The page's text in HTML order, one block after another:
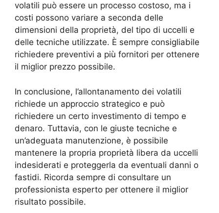
volatili può essere un processo costoso, ma i
costi possono variare a seconda delle
dimensioni della proprietà, del tipo di uccelli e
delle tecniche utilizzate. È sempre consigliabile
richiedere preventivi a più fornitori per ottenere
il miglior prezzo possibile.
In conclusione, l’allontanamento dei volatili
richiede un approccio strategico e può
richiedere un certo investimento di tempo e
denaro. Tuttavia, con le giuste tecniche e
un’adeguata manutenzione, è possibile
mantenere la propria proprietà libera da uccelli
indesiderati e proteggerla da eventuali danni o
fastidi. Ricorda sempre di consultare un
professionista esperto per ottenere il miglior
risultato possibile.